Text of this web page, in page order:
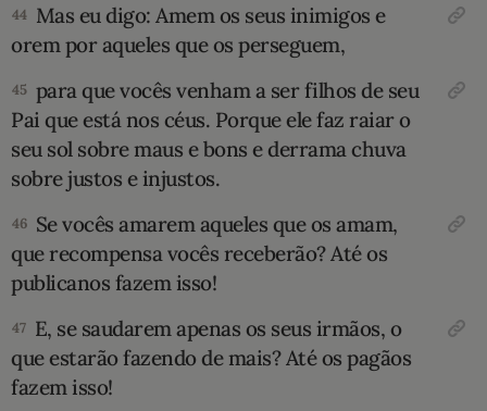
44 Mas eu digo: Amem os seus inimigos e
orem por aqueles que os perseguem,
45 para que vocês venham a ser filhos de seu
Pai que está nos céus. Porque ele faz raiar o
seu sol sobre maus e bons e derrama chuva
sobre justos e injustos.
46 Se vocês amarem aqueles que os amam,
que recompensa vocês receberão? Até os
publicanos fazem isso!
47 E, se saudarem apenas os seus irmãos, o
que estarão fazendo de mais? Até os pagãos
fazem isso!